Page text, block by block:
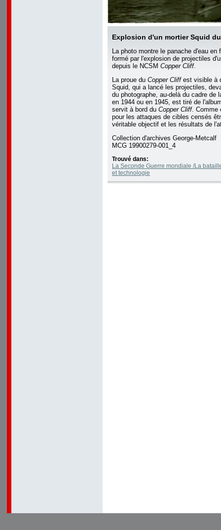
Explosion d'un mortier Squid
La photo montre le panache d'eau en
formé par l'explosion de projectiles
depuis le NCSM Copper Cliff.
La proue du Copper Cliffest visible à
Squid, qui a lancé les projectiles,
du photographe, au-delà du cadre de
en 1944 ou en 1945, est tiré de
servit à bord du Copper Cliff. Comme
pour les attaques de cibles censés
véritable objectif et les résultats de
Collection d'archives George-Metcalf
MCG 19900279-001_4
Trouvé dans:
La Seconde Guerre mondiale /La
et technologie